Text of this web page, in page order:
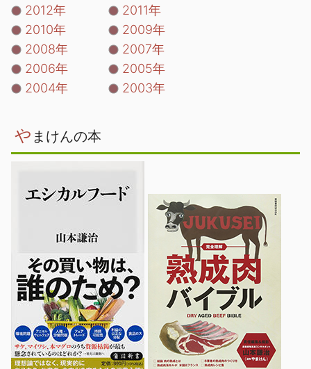
2012年
2011年
2010年
2009年
2008年
2007年
2006年
2005年
2004年
2003年
や まけんの本